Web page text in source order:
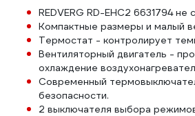
REDVERG RD-EHC2 6631794
Компактные размеры и малый
Термостат - контролирует
Вентиляторный двигатель -
охлаждение
Современный
безопасности.
2 выключателя выбора